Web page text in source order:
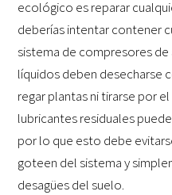
ecológico es reparar
deberías intentar contener
sistema de compresores de
líquidos deben desecharse
regar plantas ni tirarse por
lubricantes residuales
por lo que esto debe
goteen del sistema y
desagües del suelo.